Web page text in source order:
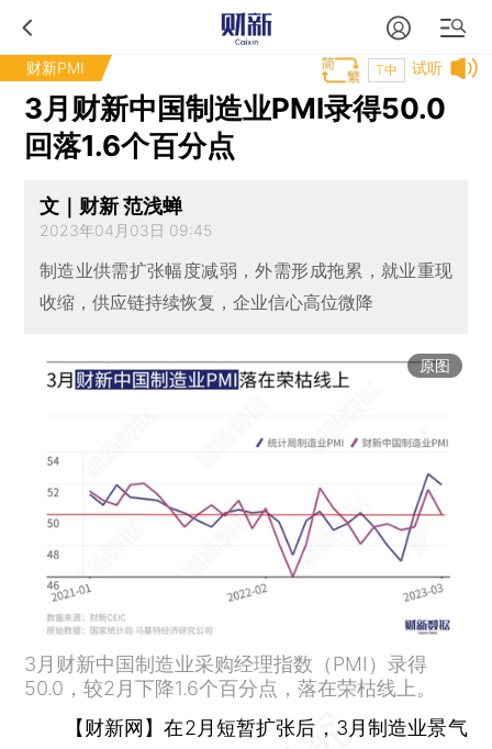
财新PMI 试听
T中
3月财新中国制造业PMI录得50.0
回落1.6个百分点
文｜财新 范浅蝉
2023年04月03日 09:45
制造业供需扩张幅度减弱，外需形成拖累，就业重现
收缩，供应链持续恢复，企业信心高位微降
原图
3月财新中国制造业采购经理指数（PMI）录得
50.0，较2月下降1.6个百分点，落在荣枯线上。
【财新网】在2月短暂扩张后，3月制造业景气